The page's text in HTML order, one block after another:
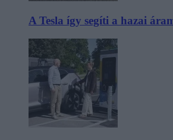
A Tesla így segíti a hazai